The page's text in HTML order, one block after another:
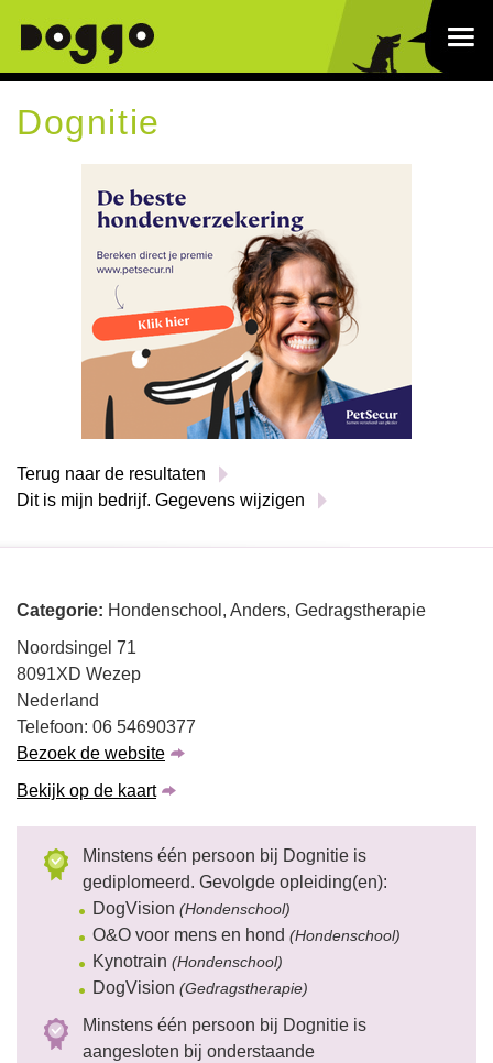
Dognitie
Terug naar de resultaten
Dit is mijn bedrijf. Gegevens wijzigen
Categorie: Hondenschool, Anders, Gedragstherapie
Noordsingel 71
8091XD Wezep
Nederland
Telefoon: 06 54690377
Bezoek de website
Bekijk op de kaart
Minstens één persoon bij Dognitie is
gediplomeerd. Gevolgde opleiding(en):
DogVision (Hondenschool)
O&O voor mens en hond (Hondenschool)
Kynotrain (Hondenschool)
DogVision (Gedragstherapie)
Minstens één persoon bij Dognitie is
aangesloten bij onderstaande